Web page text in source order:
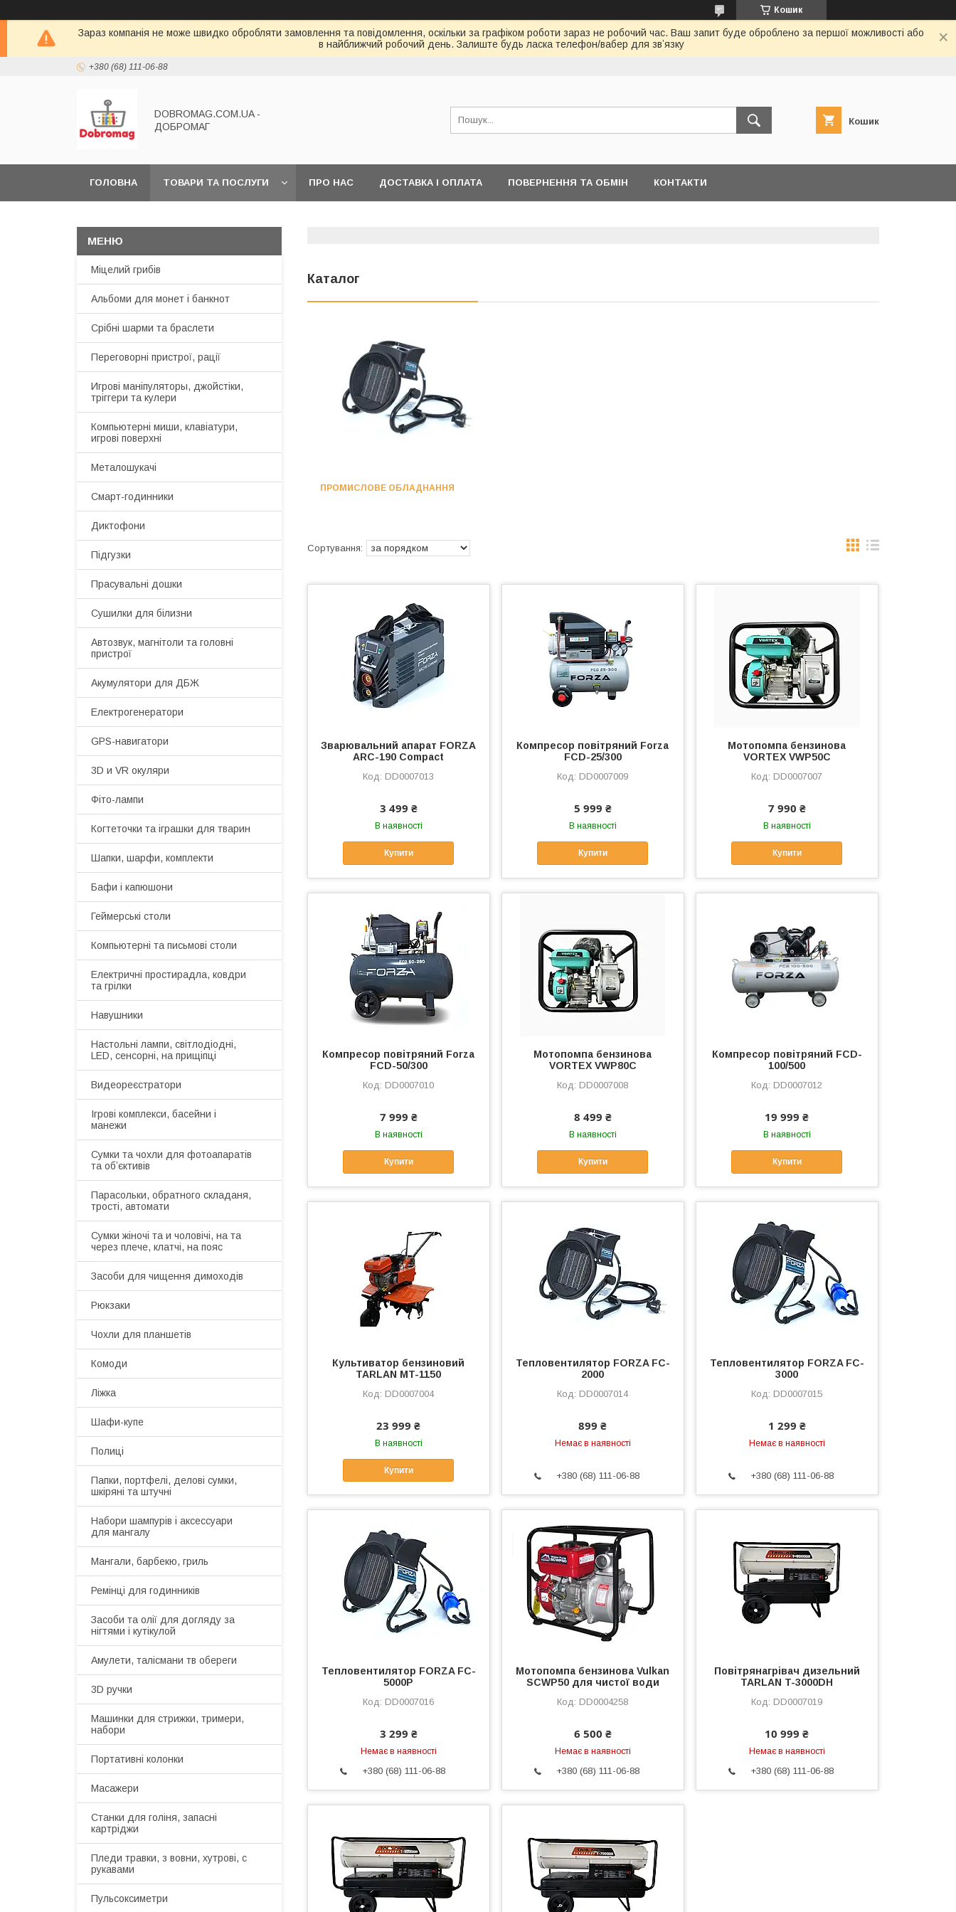
Кошик
Зараз компанія не може швидко обробляти замовлення та повідомлення, оскільки за графіком роботи зараз не робочий час. Ваш запит буде оброблено за першої можливості або
в найближчий робочий день. Залиште будь ласка телефон/вабер для звʼязку
+380 (68) 111-06-88
DOBROMAG.COM.UA -
ДОБРОМАГ
Кошик
ГОЛОВНА ТОВАРИ ТА ПОСЛУГИ ПРО НАС ДОСТАВКА І ОПЛАТА ПОВЕРНЕННЯ ТА ОБМІН КОНТАКТИ
Каталог
ПРОМИСЛОВЕ ОБЛАДНАННЯ
Зварювальний апарат FORZA
ARC-190 Compact
DD0007013
3 499 ₴
В наявності
Купити
Компресор повітряний Forza
FCD-25/300
DD0007009
5 999 ₴
В наявності
Купити
Мотопомпа бензинова
VORTEX VWP50C
DD0007007
7 990 ₴
В наявності
Купити
Компресор повітряний Forza
FCD-50/300
DD0007010
7 999 ₴
В наявності
Купити
Мотопомпа бензинова
VORTEX VWP80C
DD0007008
8 499 ₴
В наявності
Купити
Компресор повітряний FCD-
100/500
DD0007012
19 999 ₴
В наявності
Купити
Культиватор бензиновий
TARLAN MT-1150
DD0007004
23 999 ₴
В наявності
Купити
Тепловентилятор FORZA FC-
2000
DD0007014
899 ₴
Немає в наявності
+380 (68) 111-06-88
Тепловентилятор FORZA FC-
3000
DD0007015
1 299 ₴
Немає в наявності
+380 (68) 111-06-88
Тепловентилятор FORZA FC-
5000P
DD0007016
3 299 ₴
Немає в наявності
+380 (68) 111-06-88
Мотопомпа бензинова Vulkan
SCWP50 для чистої води
DD0004258
6 500 ₴
Немає в наявності
+380 (68) 111-06-88
Повітрянагрівач дизельний
TARLAN T-3000DH
DD0007019
10 999 ₴
Немає в наявності
+380 (68) 111-06-88
Міцелий грибів
Альбоми для монет і банкнот
Срібні шарми та браслети
Переговорні пристрої, рації
Игрові маніпуляторы, джойстіки,
тріггери та кулери
Компьютерні миши, клавіатури,
игрові поверхні
Металошукачі
Смарт-годинники
Диктофони
Підгузки
Прасувальні дошки
Сушилки для білизни
Автозвук, магнітоли та головні
пристрої
Акумулятори для ДБЖ
Електрогенератори
GPS-навигатори
3D и VR окуляри
Фіто-лампи
Когтеточки та іграшки для тварин
Шапки, шарфи, комплекти
Бафи і капюшони
Геймерські столи
Компьютерні та письмові столи
Електричні простирадла, ковдри
та грілки
Навушники
Настольні лампи, світлодіодні,
LED, сенсорні, на прищіпці
Видеореєстратори
Ігрові комплекси, басейни і
манежи
Сумки та чохли для фотоапаратів
та обʼєктивів
Парасольки, обратного складаня,
трості, автомати
Сумки жіночі та и чоловічі, на та
через плече, клатчі, на пояс
Засоби для чищення димоходів
Рюкзаки
Чохли для планшетів
Комоди
Ліжка
Шафи-купе
Полиці
Папки, портфелі, делові сумки,
шкіряні та штучні
Набори шампурів і аксессуари
для мангалу
Мангали, барбекю, гриль
Ремінці для годинників
Засоби та олії для догляду за
нігтями і кутікулой
Амулети, талісмани тв обереги
3D ручки
Машинки для стрижки, тримери,
набори
Портативні колонки
Масажери
Станки для голіня, запасні
картріджи
Пледи травки, з вовни, хутрові, с
рукавами
Пульсоксиметри